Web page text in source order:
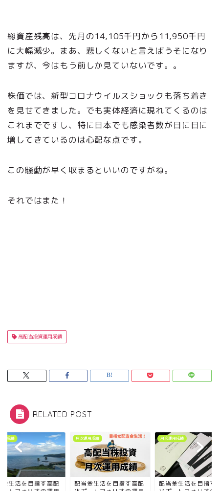
総資産残高は、先月の14,105千円から11,950千円
に大幅減少。まあ、悲しくないと言えばうそになり
ますが、今はもう前しか見ていないです。。
株価では、新型コロナウイルスショックも落ち着き
を見せてきました。でも実体経済に現れてくるのは
これまでですし、特に日本でも感染者数が日に日に
増してきているのは心配な点です。
この騒動が早く収まるといいのですがね。
それではまた！
高配当投資運用成績
RELATED POST
運用成績
金生活を目指す高配
月次運用成績
配当金生活を目指す高配
月次運用成績
配当金生活を目指